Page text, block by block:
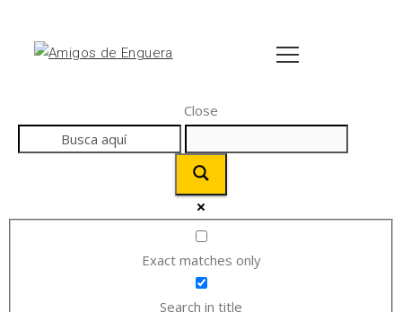
Close
Exact matches only
Search in title